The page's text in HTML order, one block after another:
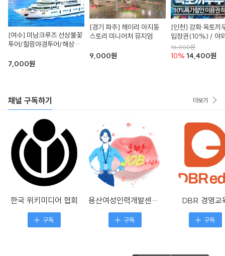
[여수] 미남크루즈 선상불꽃
투어/힐링야경투어/해상시
7,000원
[경기 파주] 헤이리 아지동
스토리 미니어처 뮤지엄
9,000원
[인천] 강화 옥토끼
입장권(10%) / 야
오픈! / 국내유일 우
테마파크
16,000원
10%14,400원
채널 구독하기 더보기
한국 위키미디어 협회 용산여성인력개발센터 블로그 DBR 경영교